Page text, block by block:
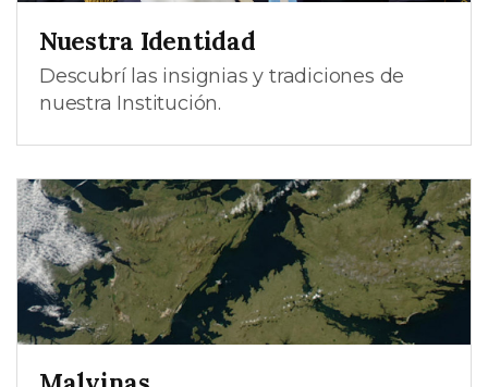
Nuestra Identidad
Descubrí las insignias y tradiciones de
nuestra Institución.